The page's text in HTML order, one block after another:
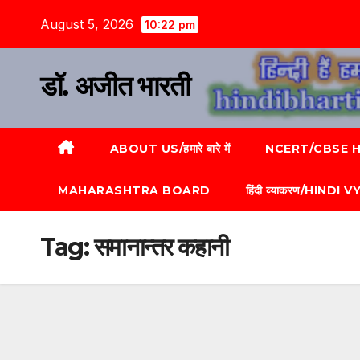
August 5, 2026 10:22 pm
डॉ. अजीत भारती
ABOUT US/हमारे बारे में NCERT/CBSE
MAHARASHTRA BOARD हिंदी व्याकरण/HINDI
Tag:समानान्तर कहानी